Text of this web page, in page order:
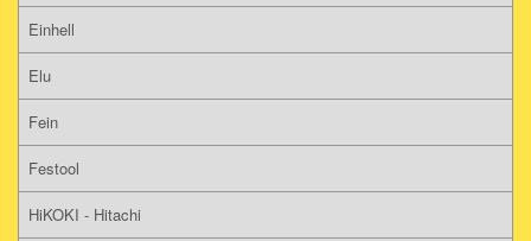
Einhell
Elu
Fein
Festool
HiKOKI - Hitachi